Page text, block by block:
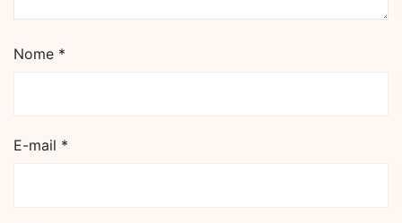
Nome *
E-mail *